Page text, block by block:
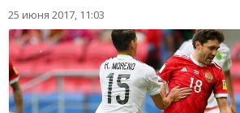
25 июня 2017, 11:03